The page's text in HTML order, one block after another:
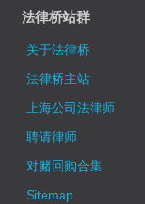
法律桥站群
关于法律桥
法律桥主站
上海公司法律师
聘请律师
对赌回购合集
Sitemap